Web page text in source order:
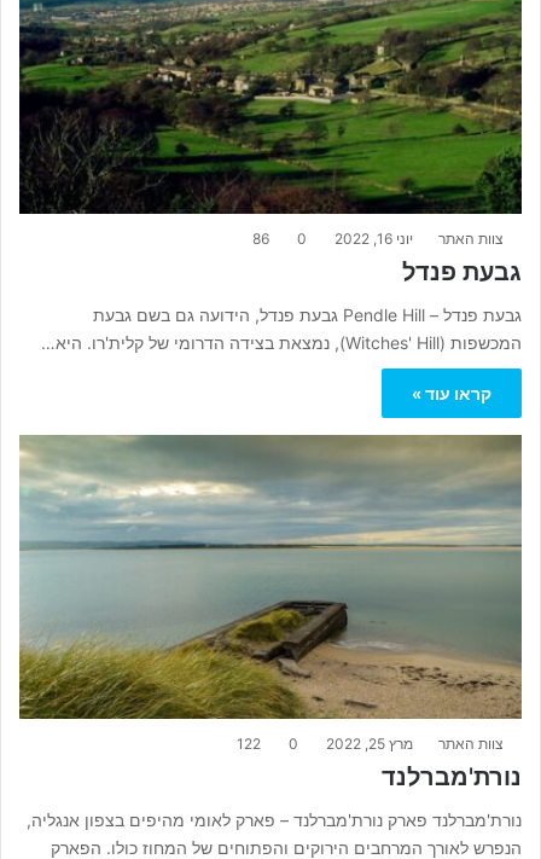
צוות האתר יוני 16, 2022 0
86
גבעת פנדל
גבעת פנדל – Pendle Hill גבעת פנדל, הידועה גם בשם גבעת
המכשפות (Witches' Hill), נמצאת בצידה הדרומי של קלית'רו. היא…
קראו עוד »
צוות האתר מרץ 25, 2022 0
122
נורת'מברלנד
נורת'מברלנד פארק נורת'מברלנד – פארק לאומי מהיפים בצפון אנגליה,
הנפרש לאורך המרחבים הירוקים והפתוחים של המחוז כולו. הפארק